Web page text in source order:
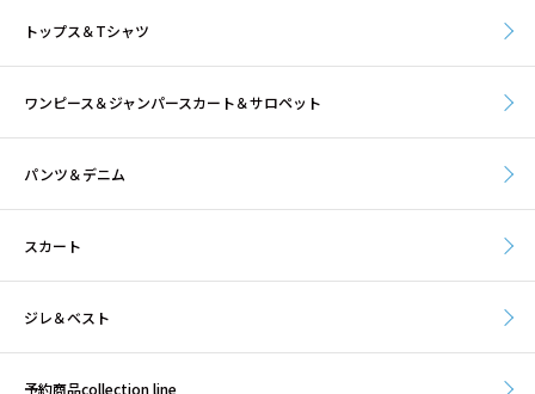
トップス＆Tシャツ
ワンピース＆ジャンパースカート＆サロペット
パンツ＆デニム
スカート
ジレ＆ベスト
予約商品collection line